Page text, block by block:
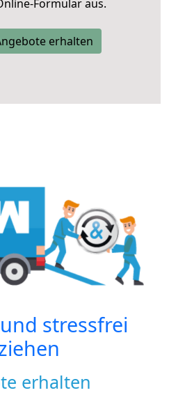
Formular aus.
erhalten
stressfrei
erhalten